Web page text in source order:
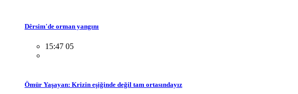
Dêrsim'de orman yangını
15:47 05
Ömür Yaşayan: Krizin eşiğinde değil tam ortasındayız